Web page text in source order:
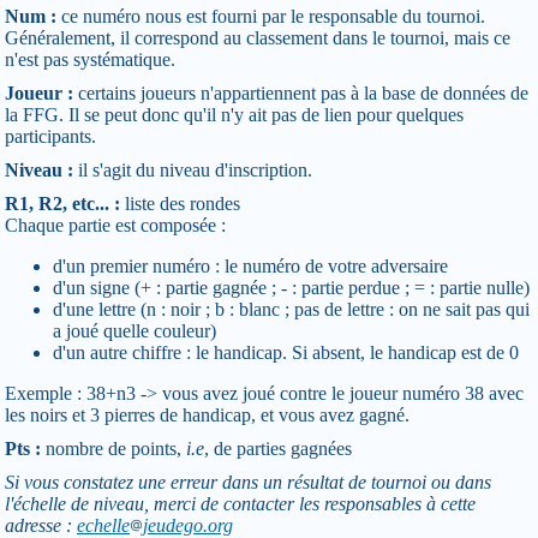
Num : ce numéro nous est fourni par le responsable du tournoi.
Généralement, il correspond au classement dans le tournoi, mais ce
n'est pas systématique.
Joueur : certains joueurs n'appartiennent pas à la base de données de
la FFG. Il se peut donc qu'il n'y ait pas de lien pour quelques
participants.
Niveau : il s'agit du niveau d'inscription.
R1, R2, etc... : liste des rondes
Chaque partie est composée :
d'un premier numéro : le numéro de votre adversaire
d'un signe (+ : partie gagnée ; - : partie perdue ; = : partie nulle)
d'une lettre (n : noir ; b : blanc ; pas de lettre : on ne sait pas qui
a joué quelle couleur)
d'un autre chiffre : le handicap. Si absent, le handicap est de 0
Exemple : 38+n3 -> vous avez joué contre le joueur numéro 38 avec
les noirs et 3 pierres de handicap, et vous avez gagné.
Pts : nombre de points, i.e, de parties gagnées
Si vous constatez une erreur dans un résultat de tournoi ou dans
l'échelle de niveau, merci de contacter les responsables à cette
adresse : echelle jeudego.org